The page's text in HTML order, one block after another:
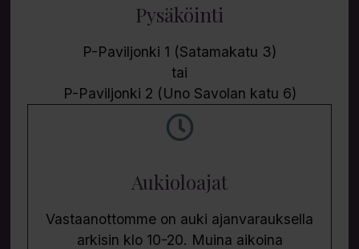
Pysäköinti
P-Paviljonki 1 (Satamakatu 3)
tai
P-Paviljonki 2 (Uno Savolan katu 6)
Aukioloajat
Vastaanottomme on auki ajanvarauksella
arkisin klo 10-20. Muina aikoina